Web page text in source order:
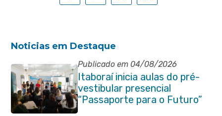
Noticias em Destaque
Publicado em 04/08/2026
Itaboraí inicia aulas do pré-
vestibular presencial
“Passaporte para o Futuro”